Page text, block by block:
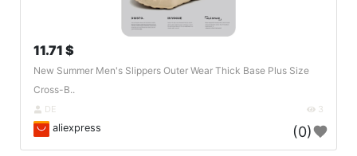
11.71 $
New Summer Men's Slippers Outer Wear Thick Base Plus Size
Cross-B..
DE 3
aliexpress (0)